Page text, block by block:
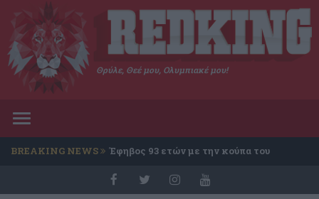
Θρύλε, Θεέ μου, Ολυμπιακέ μου!
Toggle
BREAKING NEWS Έφηβος 93 ετών με την κούπα του